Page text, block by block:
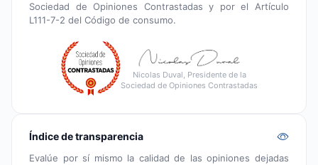
Sociedad de Opiniones Contrastadas y por el Artículo
L111-7-2 del Código de consumo.
Nicolas Duval, Presidente de la
Sociedad de Opiniones Contrastadas
Índice de transparencia
Evalúe por sí mismo la calidad de las opiniones dejadas